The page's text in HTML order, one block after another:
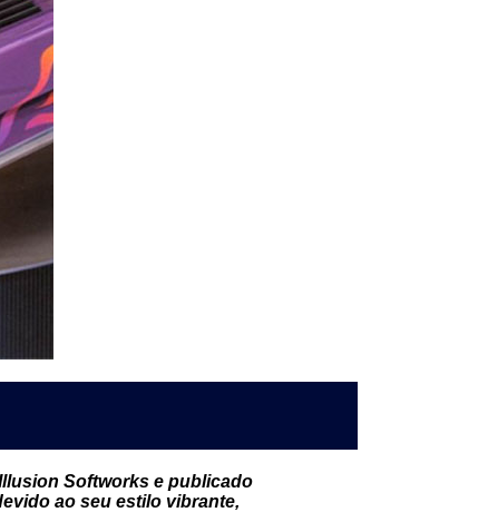
Softworks e publicado
ao seu estilo vibrante,